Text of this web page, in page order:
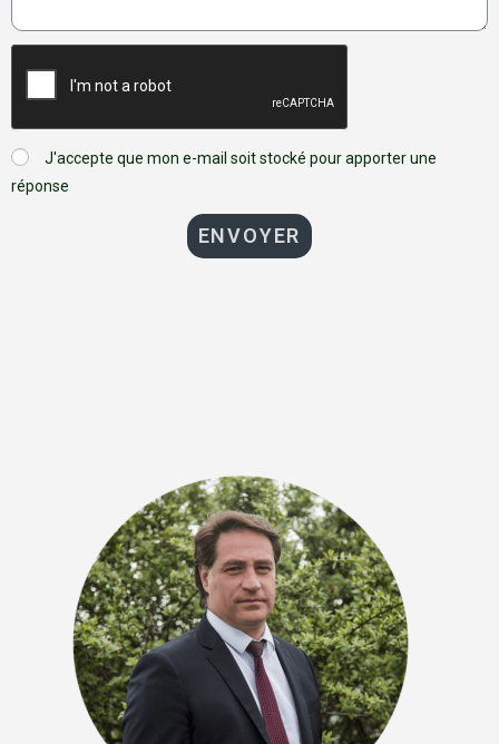
J'accepte que mon e-mail soit stocké pour apporter une
réponse
ENVOYER